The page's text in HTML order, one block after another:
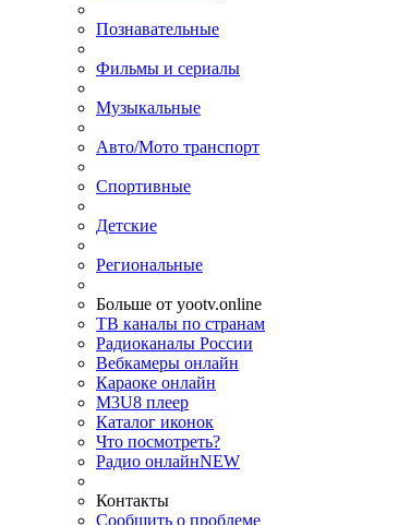
Познавательные
Фильмы и сериалы
Музыкальные
Авто/Мото транспорт
Спортивные
Детские
Региональные
Больше от yootv.online
ТВ каналы по странам
Радиоканалы России
Вебкамеры онлайн
Караоке онлайн
M3U8 плеер
Каталог иконок
Что посмотреть?
Радио онлайнNEW
Контакты
Сообщить о проблеме